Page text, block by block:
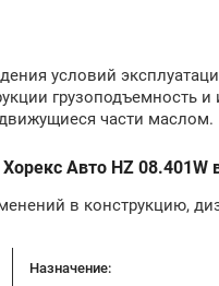
условий
грузоподъемность и
части маслом.
Авто HZ 08.401W
в конструкцию,
Назначение: